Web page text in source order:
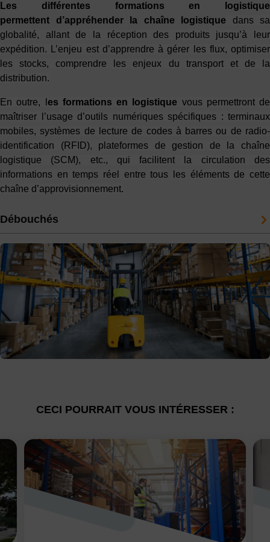
Les différentes formations en logistique
permettent d’appréhender la chaîne logistique dans sa
globalité, allant de la réception des produits jusqu’à leur
expédition. L’enjeu est d’apprendre à gérer les flux, optimiser
les stocks, comprendre les enjeux du transport et de la
distribution.
En outre, l es formations en logistique vous permettront de
maîtriser l’usage d’outils numériques spécifiques : terminaux
mobiles, systèmes de lecture de codes à barres ou de radio-
identification (RFID), plateformes de gestion de la chaîne
logistique (SCM), etc., qui facilitent la circulation des
informations en temps réel entre tous les éléments de cette
chaîne d’approvisionnement.
Débouchés
CECI POURRAIT VOUS INTÉRESSER :